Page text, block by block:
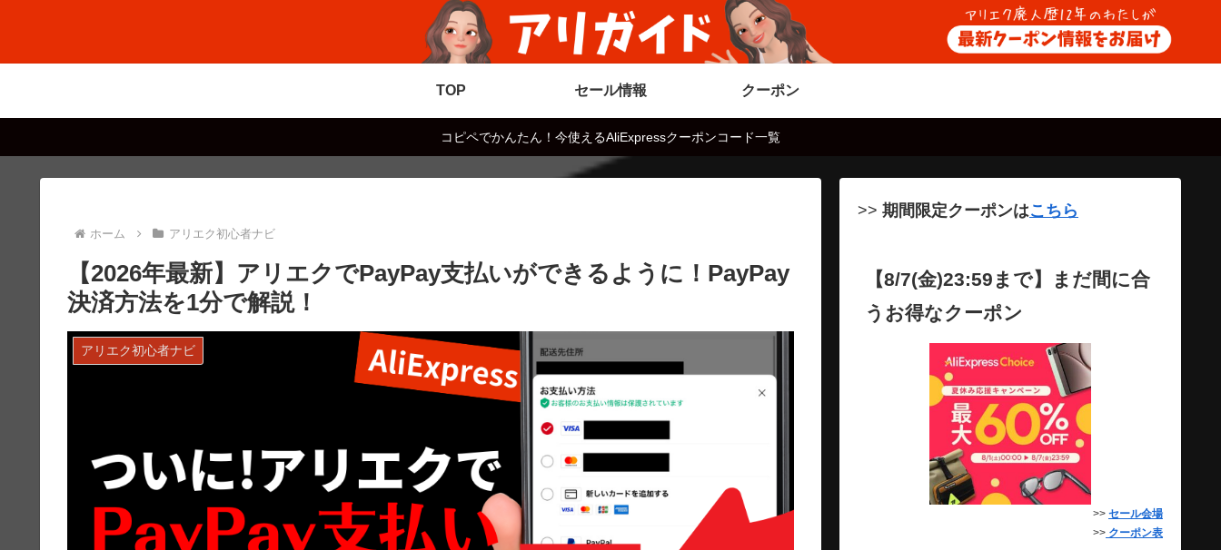
TOP セール情報 クーポン
コピペでかんたん！今使えるAliExpressクーポンコード一覧
ホーム アリエク初心者ナビ
【2026年最新】アリエクでPayPay支払いができるように！PayPay
決済方法を1分で解説！
アリエク初心者ナビ
>> 期間限定クーポンはこちら
【8/7(金)23:59まで】まだ間に合
うお得なクーポン
>> セール会場
>> クーポン表